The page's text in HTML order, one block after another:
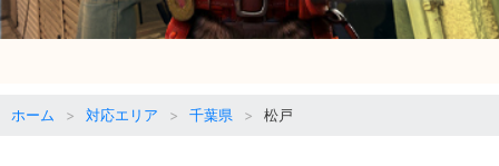
ホーム 対応エリア 千葉県 松戸